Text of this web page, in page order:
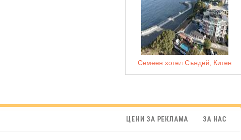
Семеен хотел Съндей, Китен
ЦЕНИ ЗА РЕКЛАМА ЗА НАС